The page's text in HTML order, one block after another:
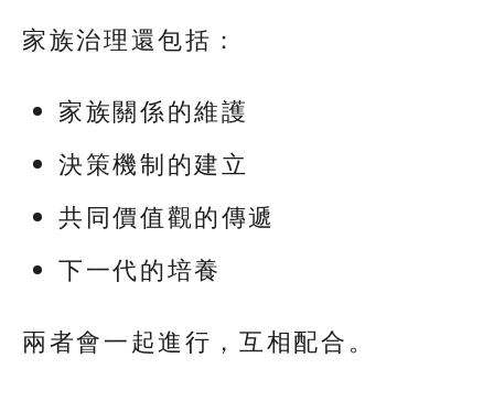
家族治理還包括：
家族關係的維護
決策機制的建立
共同價值觀的傳遞
下一代的培養
兩者會一起進行，互相配合。